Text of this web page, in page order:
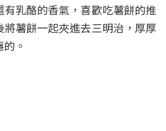
乳酪的香氣，喜歡吃薯餅的推
將薯餅一起夾進去三明治，厚厚
。